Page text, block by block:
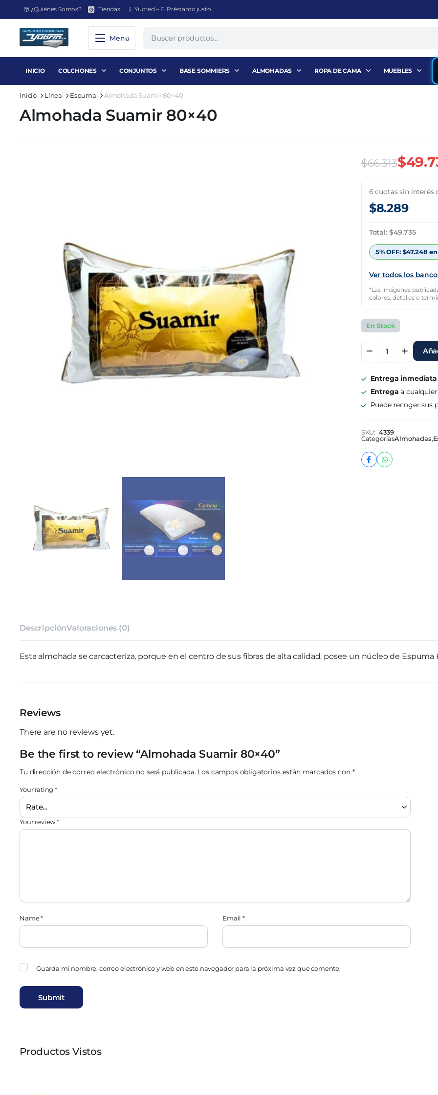
¿Quiénes Somos? Tiendas Yucred – El Préstamo justo
Menu
INICIO COLCHONES CONJUNTOS BASE SOMMIERS ALMOHADAS ROPA DE CAMA MUEBLES
Inicio Línea Espuma Almohada Suamir 80×40
Almohada Suamir 80×40
$66.313
precio
original
era:
$66.313.
$
precio
actual
es:
$49.735.
6 cuotas sin interés
$8.289
Total: $49.735
5% OFF: $47.248
Ver todos los
*Las imágenes
colores, detalles o
En Stock
Suamir
80x40
Entrega inmediata
Entrega a
Puede recoger sus
SKU: 4339
CategoríasAlmohadas,
DescripciónValoraciones (0)
Esta almohada se carcacteriza, porque en el centro de sus fibras de alta calidad, posee un núcleo de Espuma
Reviews
There are no reviews yet.
Be the first to review “Almohada Suamir 80×40”
Tu dirección de correo electrónico no será publicada. Los campos obligatorios están marcados con *
Your rating*
Your review*
Name* Email*
Guarda mi nombre, correo electrónico y web en este navegador para la próxima vez que comente.
Productos Vistos